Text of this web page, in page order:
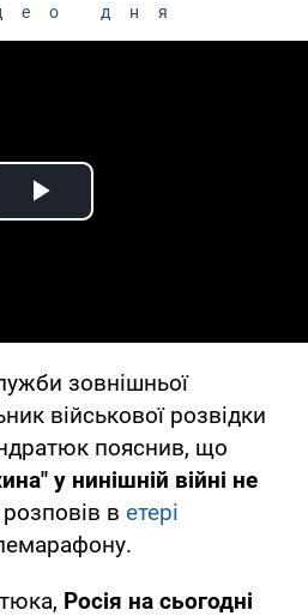
дня
Play Video
зовнішньої
військової розвідки
пояснив, що
у нинішній війні не
в етері
Росія на сьогодні